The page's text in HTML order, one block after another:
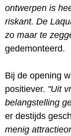
ontwerpen is
riskant. De
zo maar te
gedemonteerd.
Bij de opening
positiever. "Uit
belangstelling
er destijds
menig